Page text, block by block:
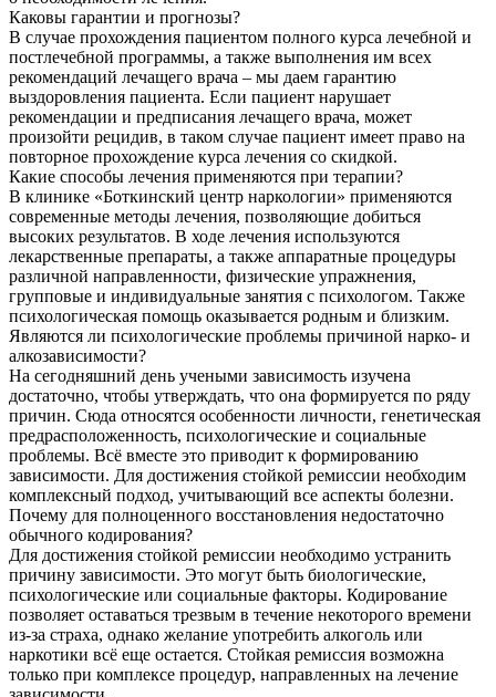
Каковы гарантии и прогнозы?
В случае прохождения пациентом полного курса лечебной и
постлечебной программы, а также выполнения им всех
рекомендаций лечащего врача – мы даем гарантию
выздоровления пациента. Если пациент нарушает
рекомендации и предписания лечащего врача, может
произойти рецидив, в таком случае пациент имеет право на
повторное прохождение курса лечения со скидкой.
Какие способы лечения применяются при терапии?
В клинике «Боткинский центр наркологии» применяются
современные методы лечения, позволяющие добиться
высоких результатов. В ходе лечения используются
лекарственные препараты, а также аппаратные процедуры
различной направленности, физические упражнения,
групповые и индивидуальные занятия с психологом. Также
психологическая помощь оказывается родным и близким.
Являются ли психологические проблемы причиной нарко- и
алкозависимости?
На сегодняшний день учеными зависимость изучена
достаточно, чтобы утверждать, что она формируется по ряду
причин. Сюда относятся особенности личности, генетическая
предрасположенность, психологические и социальные
проблемы. Всё вместе это приводит к формированию
зависимости. Для достижения стойкой ремиссии необходим
комплексный подход, учитывающий все аспекты болезни.
Почему для полноценного восстановления недостаточно
обычного кодирования?
Для достижения стойкой ремиссии необходимо устранить
причину зависимости. Это могут быть биологические,
психологические или социальные факторы. Кодирование
позволяет оставаться трезвым в течение некоторого времени
из-за страха, однако желание употребить алкоголь или
наркотики всё еще остается. Стойкая ремиссия возможна
только при комплексе процедур, направленных на лечение